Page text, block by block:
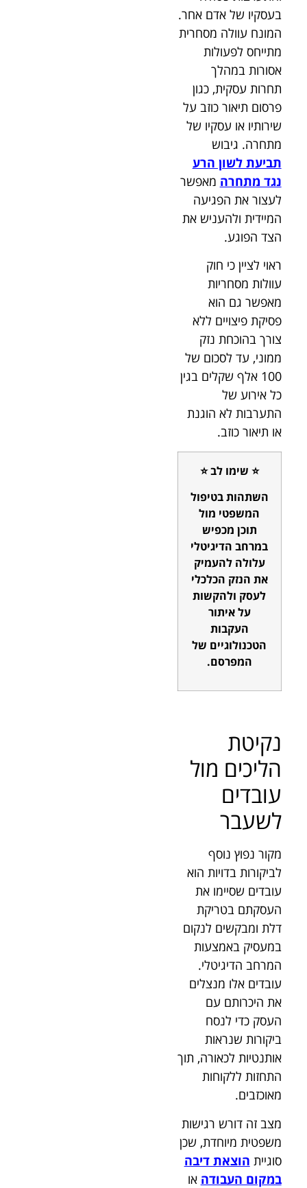
בעסקיו של אדם אחר.
המונח עוולה מסחרית
מתייחס לפעולות
אסורות במהלך
תחרות עסקית, כגון
פרסום תיאור כוזב על
שירותיו או עסקיו של
מתחרה. גיבוש
תביעת לשון הרע
נגד מתחרה מאפשר
לעצור את הפגיעה
המיידית ולהעניש את
הצד הפוגע.
ראוי לציין כי חוק
עוולות מסחריות
מאפשר גם הוא
פסיקת פיצויים ללא
צורך בהוכחת נזק
ממוני, עד לסכום של
100 אלף שקלים בגין
כל אירוע של
התערבות לא הוגנת
או תיאור כוזב.
⭐ שימו לב ⭐
השתהות בטיפול
המשפטי מול
תוכן מכפיש
במרחב הדיגיטלי
עלולה להעמיק
את הנזק הכלכלי
לעסק ולהקשות
על איתור
העקבות
הטכנולוגיים של
המפרסם.
נקיטת
הליכים מול
עובדים
לשעבר
מקור נפוץ נוסף
לביקורות בדויות הוא
עובדים שסיימו את
העסקתם בטריקת
דלת ומבקשים לנקום
במעסיק באמצעות
המרחב הדיגיטלי.
עובדים אלו מנצלים
את היכרותם עם
העסק כדי לנסח
ביקורות שנראות
אותנטיות לכאורה, תוך
התחזות ללקוחות
מאוכזבים.
מצב זה דורש רגישות
משפטית מיוחדת, שכן
סוגיית הוצאת דיבה
במקום העבודה או